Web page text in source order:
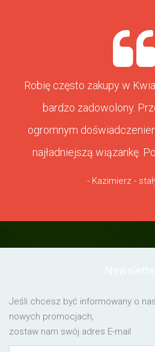
Robię często zakupy w
bardzo zadowolony.
ogromnym
najładniejszą wiązankę.
- Kazimierz -
Jeśli chcesz być informowany o
nowych promocjach,
zostaw nam swój adres E-mail